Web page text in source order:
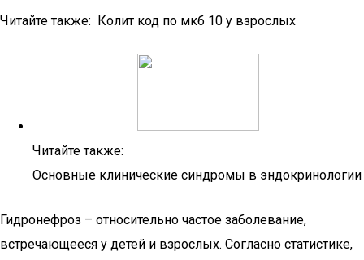
Читайте также: Колит код по мкб 10 у взрослых
Читайте также:
Основные клинические синдромы в эндокринологии
Гидронефроз – относительно частое заболевание,
встречающееся у детей и взрослых. Согласно статистике,